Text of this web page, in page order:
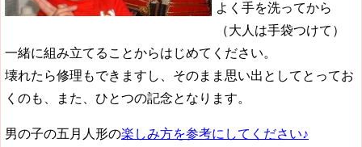
よく手を洗ってから
（大人は手袋つけて）
一緒に組み立てることからはじめてください。
壊れたら修理もできますし、そのまま思い出としてとってお
くのも、また、ひとつの記念となります。
男の子の五月人形の楽しみ方を参考にしてください♪